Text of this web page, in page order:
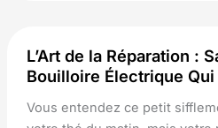
L’Art de la Réparation :
Bouilloire Électrique Qui
Vous entendez ce petit